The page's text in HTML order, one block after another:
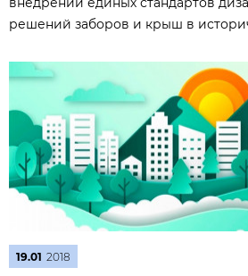
решений заборов и крыш в
19.01 2018